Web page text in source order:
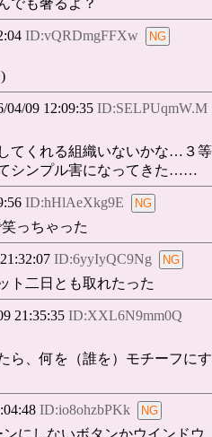
でも奢るよ？
ID:vQRDmgFFXw
04/09 12:09:35 ID:SELPUqmW.M
てくれる組織いないかな…３等
シンプル害になってきた……
ID:hHlAeXkg9E
っちゃった
ID:6yyIyQC9Ng
ト二日とも取れたった
21:35:35 ID:XXL6N9mm0Q
ら、何を（誰を）モチーフにす
ID:io8ohzbPKk